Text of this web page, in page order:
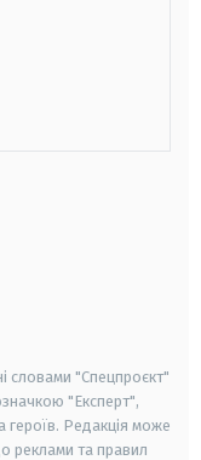
словами "Спецпроєкт"
"Експерт",
героїв. Редакція може
реклами та правил